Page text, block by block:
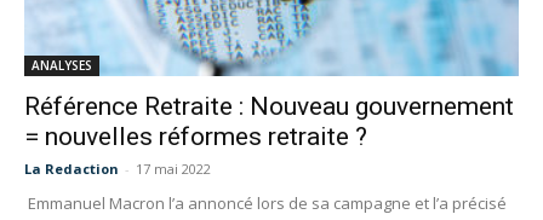
ANALYSES
Référence Retraite : Nouveau gouvernement
= nouvelles réformes retraite ?
La Redaction - 17 mai 2022
Emmanuel Macron l’a annoncé lors de sa campagne et l’a précisé